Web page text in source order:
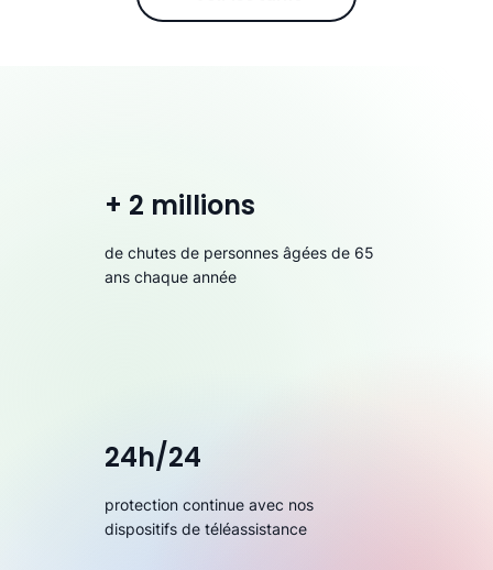
+ 2 millions
de chutes de personnes âgées de 65
ans chaque année
24h/24
protection continue avec nos
dispositifs de téléassistance